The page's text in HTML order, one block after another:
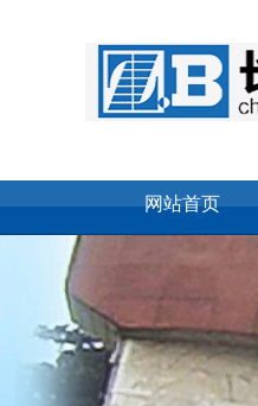
网站首页
联系我们